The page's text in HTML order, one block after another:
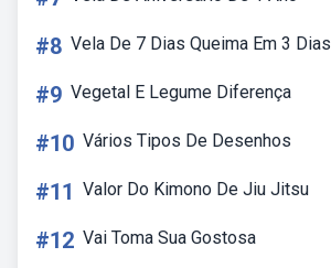
#8 Vela De 7 Dias Queima Em 3 Dias
#9 Vegetal E Legume Diferença
#10 Vários Tipos De Desenhos
#11 Valor Do Kimono De Jiu Jitsu
#12 Vai Toma Sua Gostosa